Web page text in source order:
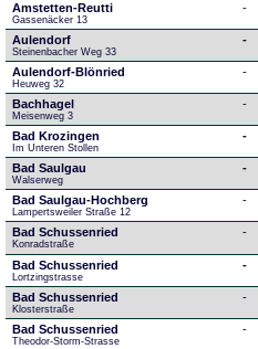
Amstetten-Reutti
Gassenäcker 13
-
Aulendorf
Steinenbacher Weg 33
-
Aulendorf-Blönried
Heuweg 32
-
Bachhagel
Meisenweg 3
-
Bad Krozingen
Im Unteren Stollen
-
Bad Saulgau
Walserweg
-
Bad Saulgau-Hochberg
Lampertsweiler Straße 12
-
Bad Schussenried
Konradstraße
-
Bad Schussenried
Lortzingstrasse
-
Bad Schussenried
Klosterstraße
-
Bad Schussenried
Theodor-Storm-Strasse
-